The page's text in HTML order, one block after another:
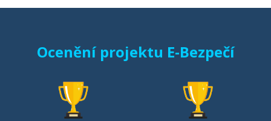
Sexting a rizikové
dětí v kyberprostoru
Ocenění projektu E-Bezpečí